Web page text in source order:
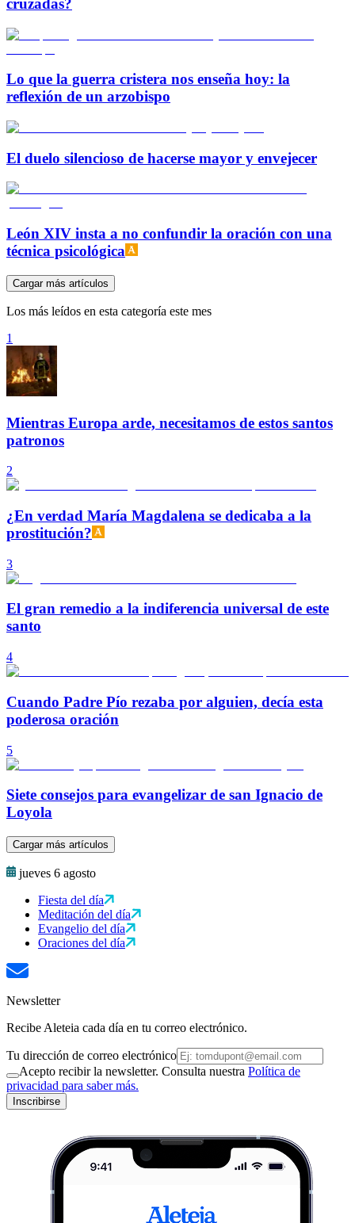
cruzadas?
Lo que la guerra cristera nos enseña hoy: la
reflexión de un arzobispo
El duelo silencioso de hacerse mayor y envejecer
León XIV insta a no confundir la oración con una
técnica psicológica
Cargar más artículos
Los más leídos en esta categoría este mes
1
Mientras Europa arde, necesitamos de estos santos
patronos
2
¿En verdad María Magdalena se dedicaba a la
prostitución?
3
El gran remedio a la indiferencia universal de este
santo
4
Cuando Padre Pío rezaba por alguien, decía esta
poderosa oración
5
Siete consejos para evangelizar de san Ignacio de
Loyola
Cargar más artículos
jueves 6 agosto
Fiesta del día
Meditación del día
Evangelio del día
Oraciones del día
Newsletter
Recibe Aleteia cada día en tu correo electrónico.
Tu dirección de correo electrónico
Acepto recibir la newsletter. Consulta nuestra Política de
privacidad para saber más.
Inscribirse